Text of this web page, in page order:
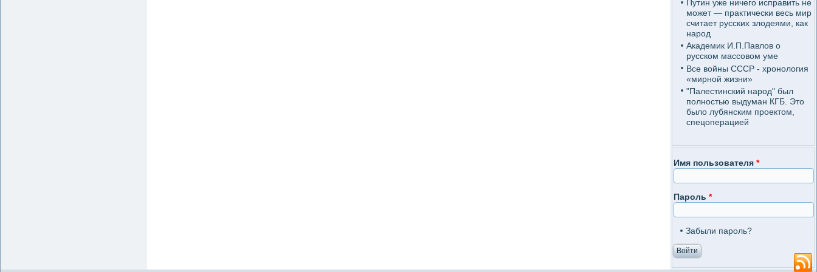
Путин уже ничего исправить не
может — практически весь мир
считает русских злодеями, как
народ
Академик И.П.Павлов о
русском массовом уме
Все войны СССР - хронология
«мирной жизни»
"Палестинский народ" был
полностью выдуман КГБ. Это
было лубянским проектом,
спецоперацией
Имя пользователя *
Пароль *
Забыли пароль?